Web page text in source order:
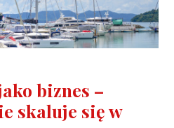
biznes –
skaluje się w